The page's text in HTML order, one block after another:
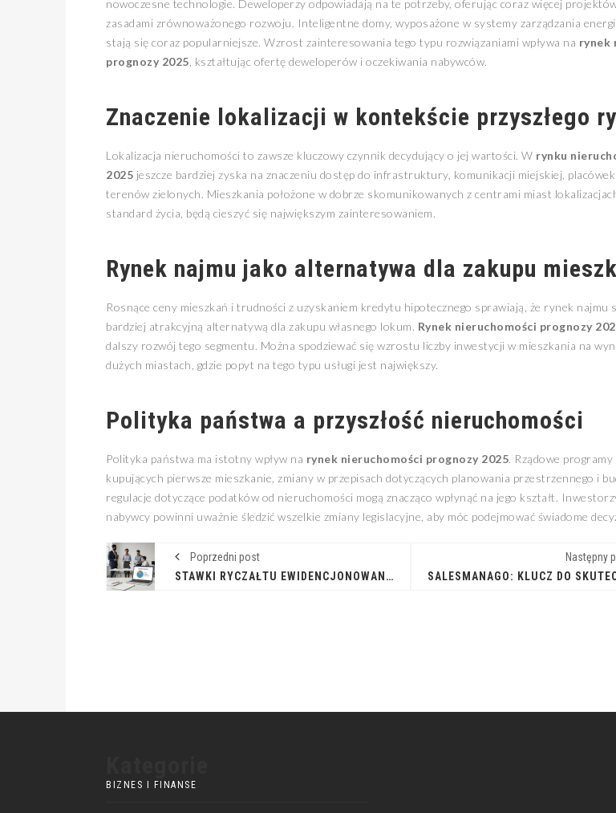
nowoczesne technologie. Deweloperzy odpowiadają na te potrzeby, oferując coraz więcej
zasadami zrównoważonego rozwoju. Inteligentne domy, wyposażone w systemy zarządzania
stają się coraz popularniejsze. Wzrost zainteresowania tego typu rozwiązaniami wpływa na rynek
prognozy 2025 , kształtując ofertę deweloperów i oczekiwania nabywców.
Znaczenie lokalizacji w kontekście przyszłego
Lokalizacja nieruchomości to zawsze kluczowy czynnik decydujący o jej wartości. W rynku
2025 jeszcze bardziej zyska na znaczeniu dostęp do infrastruktury, komunikacji miejskiej,
terenów zielonych. Mieszkania położone w dobrze skomunikowanych z centrami miast
standard życia, będą cieszyć się największym zainteresowaniem.
Rynek najmu jako alternatywa dla zakupu
Rosnące ceny mieszkań i trudności z uzyskaniem kredytu hipotecznego sprawiają, że rynek najmu
bardziej atrakcyjną alternatywą dla zakupu własnego lokum. Rynek nieruchomości prognozy
dalszy rozwój tego segmentu. Można spodziewać się wzrostu liczby inwestycji w mieszkania na
dużych miastach, gdzie popyt na tego typu usługi jest największy.
Polityka państwa a przyszłość nieruchomości
Polityka państwa ma istotny wpływ na rynek nieruchomości prognozy 2025. Rządowe
kupujących pierwsze mieszkanie, zmiany w przepisach dotyczących planowania przestrzennego i
regulacje dotyczące podatków od nieruchomości mogą znacząco wpłynąć na jego kształt.
nabywcy powinni uważnie śledzić wszelkie zmiany legislacyjne, aby móc podejmować świadome
Poprzedni post
STAWKI RYCZAŁTU EWIDENCJONOWANEGO: PRZEWODNIK DLA PRZEDSIĘBIORCÓW
Następny
BIZNES I FINANSE